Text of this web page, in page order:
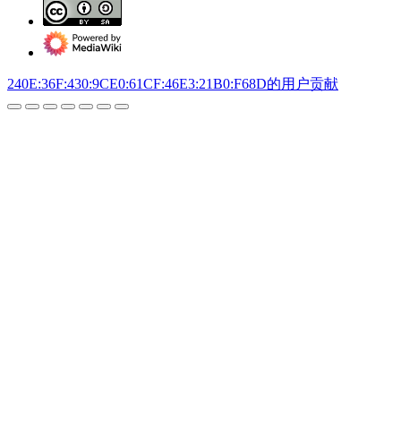
240E:36F:430:9CE0:61CF:46E3:21B0:F68D的用户贡献